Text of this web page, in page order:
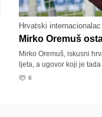
Hrvatski
Mirko Oremuš
Mirko Oremuš, iskusni
ljeta, a ugovor koji je
6